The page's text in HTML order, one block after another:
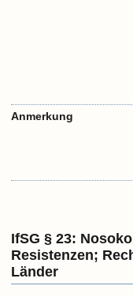
Anmerkung
IfSG § 23:
Resistenzen;
Länder